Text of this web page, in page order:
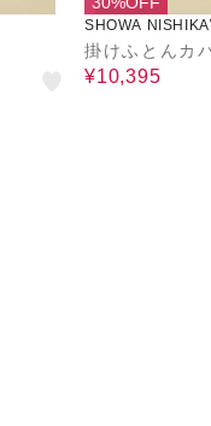
SHOWA
掛けふとんカ
¥10,395